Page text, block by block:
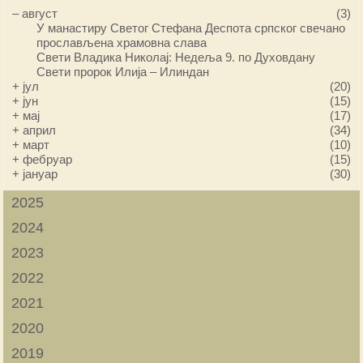
–август
(3)
У манастиру Светог Стефана Деспота српског свечано
прослављена храмовна слава
Свети Владика Николај: Недеља 9. по Духовдану
Свети пророк Илија – Илиндан
+ јул
(20)
+ јун
(15)
+ мај
(17)
+април
(34)
+ март
(10)
+фебруар
(15)
+ јануар (30)
2025
2024
2023
2022
2021
2020
2019